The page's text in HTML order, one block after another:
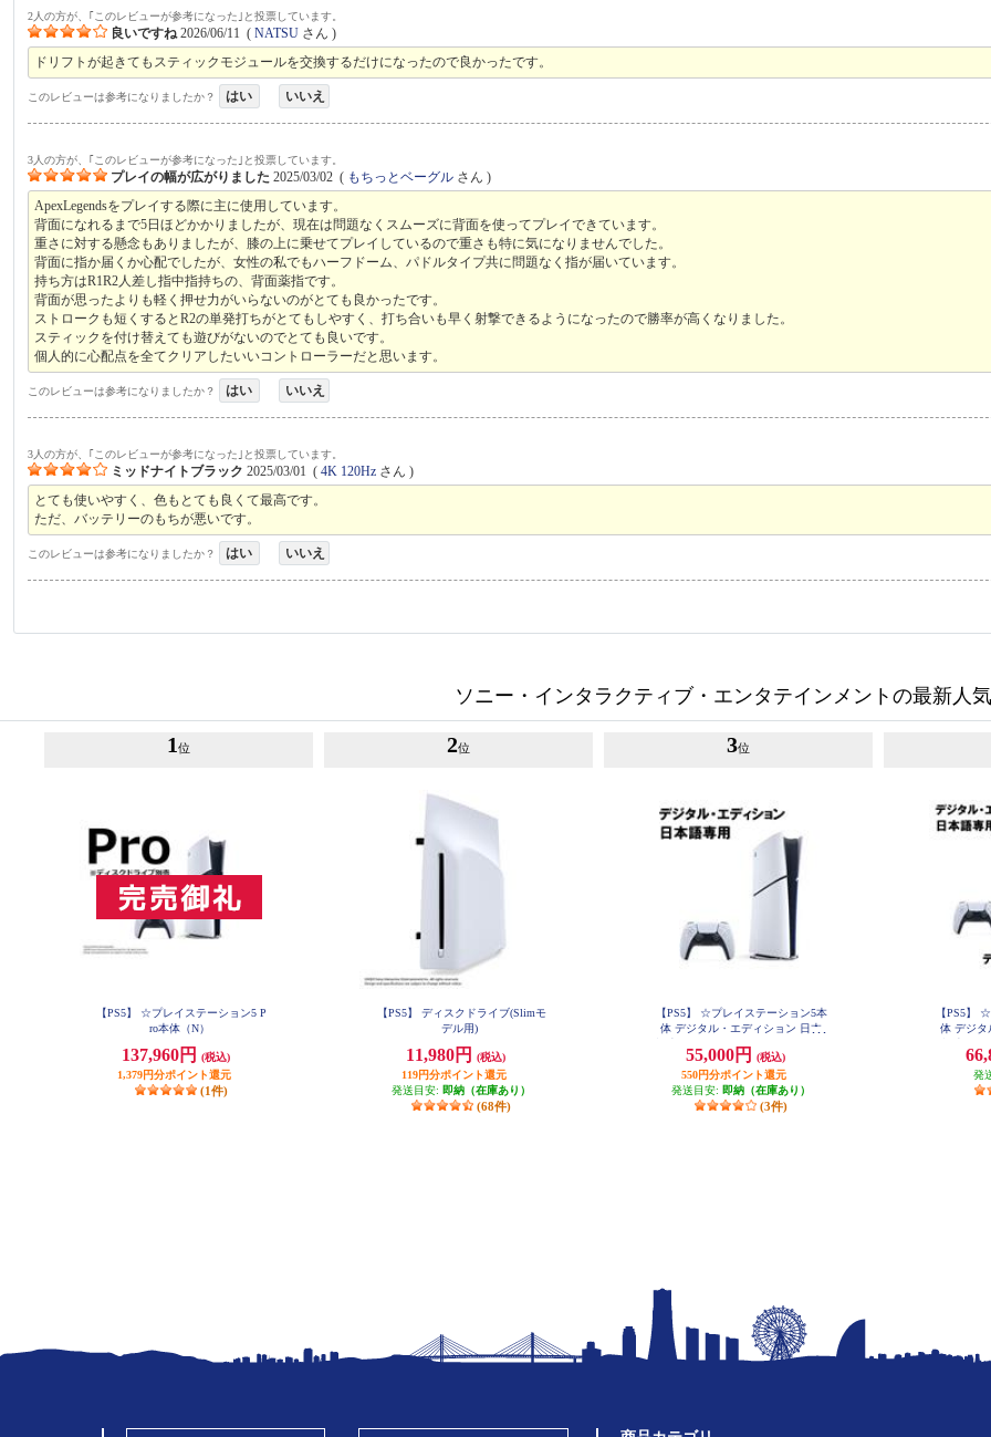
2人の方が、｢このレビューが参考になった｣と投票しています。
良いですね 2026/06/11 (NATSU さん )
ドリフトが起きてもスティックモジュールを交換するだけになったので良かったです。
このレビューは参考になりましたか？ はい いいえ
3人の方が、｢このレビューが参考になった｣と投票しています。
プレイの幅が広がりました 2025/03/02 ( もちっとベーグル さん )
ApexLegendsをプレイする際に主に使用しています。
背面になれるまで5日ほどかかりましたが、現在は問題なくスムーズに背面を使ってプレイできています。
重さに対する懸念もありましたが、膝の上に乗せてプレイしているので重さも特に気になりませんでした。
背面に指か届くか心配でしたが、女性の私でもハーフドーム、パドルタイプ共に問題なく指が届いています。
持ち方はR1R2人差し指中指持ちの、背面薬指です。
背面が思ったよりも軽く押せ力がいらないのがとても良かったです。
ストロークも短くするとR2の単発打ちがとてもしやすく、打ち合いも早く射撃できるようになったので勝率が高くなりました。
スティックを付け替えても遊びがないのでとても良いです。
個人的に心配点を全てクリアしたいいコントローラーだと思います。
このレビューは参考になりましたか？ はい いいえ
3人の方が、｢このレビューが参考になった｣と投票しています。
ミッドナイトブラック 2025/03/01 (4K 120Hz さん )
とても使いやすく、色もとても良くて最高です。
ただ、バッテリーのもちが悪いです。
このレビューは参考になりましたか？ はい いいえ
ソニー・インタラクティブ・エンタテインメントの最新人
1 位
【PS5】 ☆プレイステーション5 P
ro本体（N）
137,960円
(税込)
1,379円分ポイント還元
(1件)
2位
【PS5】 ディスクドライブ(Slimモ
デル用)
11,980円
(税込)
119円分ポイント還元
発送目安: 即納（在庫あり）
(68件)
3位
【PS5】 ☆プレイステーション5本
体 デジタル・エディション 日本
nly
55,000円
(税込)
550円分ポイント還元
発送目安: 即納（在庫あり）
(3件)
【PS5】
体 デジタ
発